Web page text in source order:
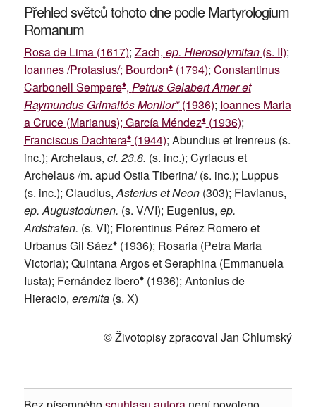
Přehled světců tohoto dne podle Martyrologium
Romanum
Rosa de Lima (1617); Zach, ep. Hierosolymitan(s. II);
Ioannes /Protasius/; Bourdon♦(1794); Constantinus
Carbonell Sempere♦, Petrus Gelabert Amer et
Raymundus Grimaltós Monllor*(1936); Ioannes Maria
a Cruce (Marianus); García Méndez♦(1936);
Franciscus Dachtera♦(1944); Abundius et Irenreus (s.
inc.); Archelaus, cf. 23.8. (s. inc.); Cyriacus et
Archelaus /m. apud Ostia Tiberina/ (s. inc.); Luppus
(s. inc.); Claudius, Asterius et Neon(303); Flavianus,
ep. Augustodunen. (s. V/VI); Eugenius, ep.
Ardstraten. (s. VI); Florentinus Pérez Romero et
Urbanus Gil Sáez♦(1936); Rosaria (Petra Maria
Victoria); Quintana Argos et Seraphina (Emmanuela
Iusta); Fernández Ibero♦(1936); Antonius de
Hieracio, eremita(s. X)
© Životopisy zpracoval Jan Chlumský